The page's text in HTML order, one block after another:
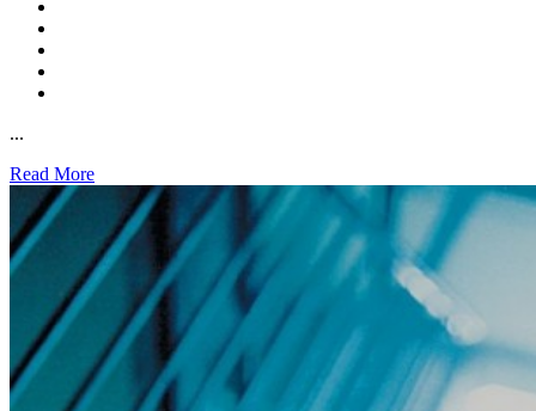
...
Read More